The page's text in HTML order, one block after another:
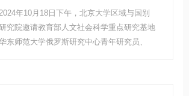
2024年10月18日下午，北京大学区域与国别
究院邀请教育部人文社会科学重点研究基地
东师范大学俄罗斯研究中心青年研究员、